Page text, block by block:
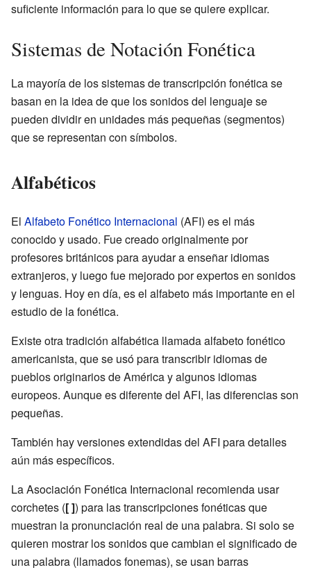
suficiente información para lo que se quiere explicar.
Sistemas de Notación Fonética
La mayoría de los sistemas de transcripción fonética se
basan en la idea de que los sonidos del lenguaje se
pueden dividir en unidades más pequeñas (segmentos)
que se representan con símbolos.
Alfabéticos
El Alfabeto Fonético Internacional (AFI) es el más
conocido y usado. Fue creado originalmente por
profesores británicos para ayudar a enseñar idiomas
extranjeros, y luego fue mejorado por expertos en sonidos
y lenguas. Hoy en día, es el alfabeto más importante en el
estudio de la fonética.
Existe otra tradición alfabética llamada alfabeto fonético
americanista, que se usó para transcribir idiomas de
pueblos originarios de América y algunos idiomas
europeos. Aunque es diferente del AFI, las diferencias son
pequeñas.
También hay versiones extendidas del AFI para detalles
aún más específicos.
La Asociación Fonética Internacional recomienda usar
corchetes ([ ]) para las transcripciones fonéticas que
muestran la pronunciación real de una palabra. Si solo se
quieren mostrar los sonidos que cambian el significado de
una palabra (llamados fonemas), se usan barras